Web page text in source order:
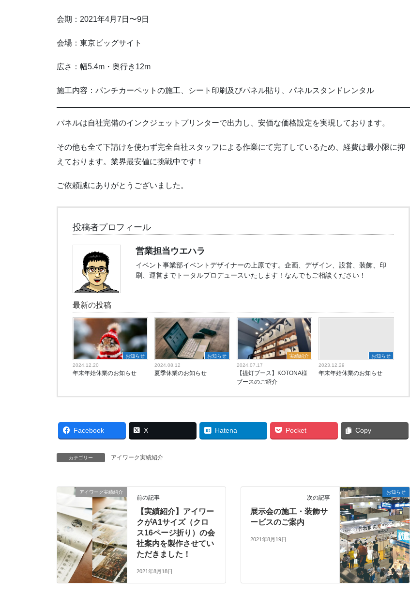
会期：2021年4月7日〜9日
会場：東京ビッグサイト
広さ：幅5.4m・奥行き12m
施工内容：パンチカーペットの施工、シート印刷及びパネル貼り、パネルスタンドレンタル
パネルは自社完備のインクジェットプリンターで出力し、安価な価格設定を実現しております。
その他も全て下請けを使わず完全自社スタッフによる作業にて完了しているため、経費は最小限に抑
えております。業界最安値に挑戦中です！
ご依頼誠にありがとうございました。
投稿者プロフィール
営業担当ウエハラ
イベント事業部イベントデザイナーの上原です。企画、デザイン、設営、装飾、印
刷、運営までトータルプロデュースいたします！なんでもご相談ください！
最新の投稿
お知らせ
2024.12.20
年末年始休業のお知らせ
お知らせ
2024.08.12
夏季休業のお知らせ
実績紹介
2024.07.17
【提灯ブース】KOTONA様
ブースのご紹介
お知らせ
2023.12.29
年末年始休業のお知らせ
Facebook X Hatena Pocket Copy
カテゴリー アイワーク実績紹介
アイワーク実績紹介
前の記事
【実績紹介】アイワー
クがA1サイズ（クロ
ス16ページ折り）の会
社案内を製作させてい
ただきました！
2021年8月18日
お知らせ
次の記事
展示会の施工・装飾サ
ービスのご案内
2021年8月19日